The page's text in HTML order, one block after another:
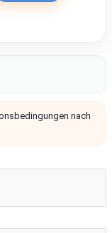
nach